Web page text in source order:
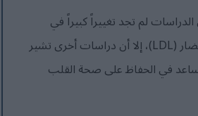
لم تجد تغييراً كبيراً في
مستوى الكوليسترول الضار (LDL)، إلا أن دراسات أخرى تشير
في الحفاظ على صحة القلب